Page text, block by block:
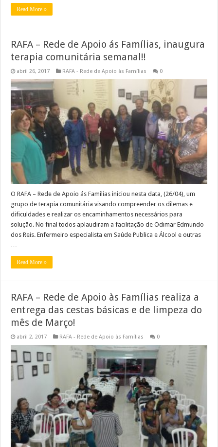
Read More »
RAFA – Rede de Apoio ás Famílias, inaugura
terapia comunitária semanal!!
abril 26, 2017 RAFA - Rede de Apoio às Famílias 0
O RAFA – Rede de Apoio ás Familias iniciou nesta data, (26/04), um
grupo de terapia comunitária visando compreender os dilemas e
dificuldades e realizar os encaminhamentos necessários para
solução. No final todos aplaudiram a facilitação de Odimar Edmundo
dos Reis. Enfermeiro especialista em Saúde Publica e Álcool e outras
…
Read More »
RAFA – Rede de Apoio às Famílias realiza a
entrega das cestas básicas e de limpeza do
mês de Março!
abril 2, 2017 RAFA - Rede de Apoio às Famílias 0